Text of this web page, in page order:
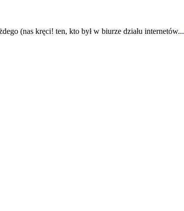
(nas kręci! ten, kto był w biurze działu internetów...